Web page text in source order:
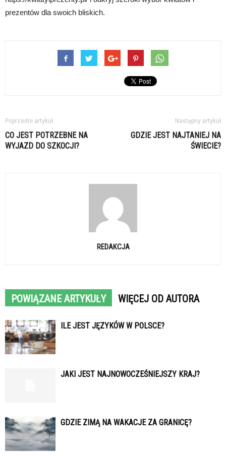
prezentów dla swoich bliskich.
Poprzedni artykuł
CO JEST POTRZEBNE NA
WYJAZD DO SZKOCJI?
Następny artykuł
GDZIE JEST NAJTANIEJ NA
ŚWIECIE?
REDAKCJA
POWIĄZANE ARTYKUŁY WIĘCEJ OD AUTORA
ILE JEST JĘZYKÓW W POLSCE?
JAKI JEST NAJNOWOCZEŚNIEJSZY KRAJ?
GDZIE ZIMĄ NA WAKACJE ZA GRANICĘ?